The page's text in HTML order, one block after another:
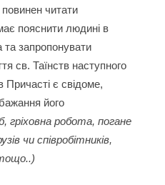
повинен читати
пояснити людині в
та запропонувати
св. Таїнств наступного
є свідоме,
його
гріховна робота, погане
чи співробітників,